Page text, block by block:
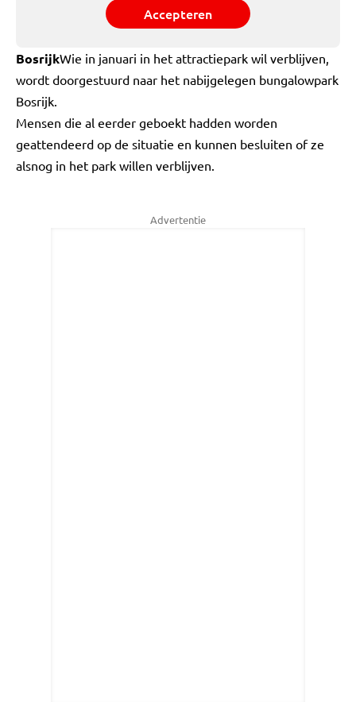
Accepteren
BosrijkWie in januari in het attractiepark wil verblijven,
wordt doorgestuurd naar het nabijgelegen bungalowpark
Bosrijk.
Mensen die al eerder geboekt hadden worden
geattendeerd op de situatie en kunnen besluiten of ze
alsnog in het park willen verblijven.
Advertentie